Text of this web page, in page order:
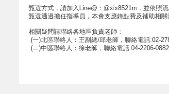
甄選方式，請加入Line@：@xix8521m，並依照
甄選通過擔任指導員，本會支應鐘點費及補助相
相關疑問請聯絡各地區負責老師：
(一)北區聯絡人：王副總/邱老師，聯絡電話:02-
(二)中區聯絡人：徐老師，聯絡電話:04-2206-0882